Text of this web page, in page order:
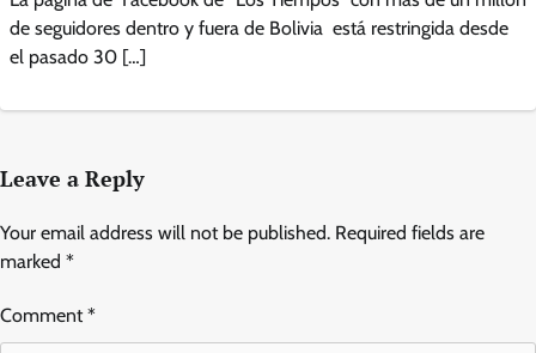
de seguidores dentro y fuera de Bolivia está restringida desde
el pasado 30 […]
Leave a Reply
Your email address will not be published. Required fields are
marked *
Comment*